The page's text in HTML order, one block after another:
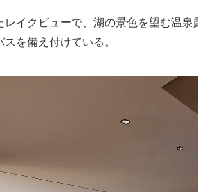
レイクビューで、湖の景色を望む温
を備え付けている。